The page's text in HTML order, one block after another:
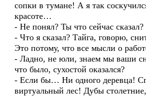
сопки в тумане! А я так
красоте…
- Не понял? Ты что сейчас сказал?
- Что я сказал? Тайга, говорю,
Это потому, что все мысли о
- Ладно, не юли, знаем мы ваши
что было, сухостой оказался?
- Если бы… Ни одного деревца!
виртуальный лес! Дубы